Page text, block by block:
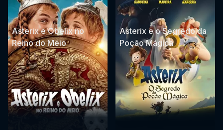
Asterix e Obelix no
Reino do Meio
Asterix e o Segredo da
Poção Mágica